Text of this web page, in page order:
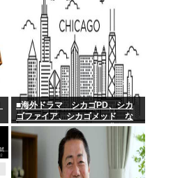
■海外ドラマ シカゴPD、シカ
ゴファイア、シカゴメッド な
ぜあの人は、あそこまで背負う
のか